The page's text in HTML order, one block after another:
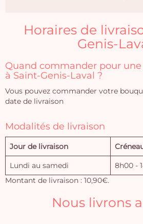
Horaires de
Genis-
Quand commander pour
à Saint-Genis-Laval ?
Vous pouvez commander votre
date de livraison
Modalités de livraison
Jour de livraison
Lundi au samedi
8h00 -
Montant de livraison : 10,90€.
Nous livrons